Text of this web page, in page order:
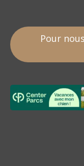
Pour